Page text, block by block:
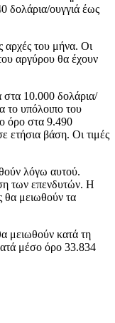
δολάρια/ουγγιά έως
αρχές του μήνα. Οι
αργύρου θα έχουν
στα 10.000 δολάρια/
το υπόλοιπο του
όρο στα 9.490
ετήσια βάση. Οι τιμές
λόγω αυτού.
των επενδυτών. Η
θα μειωθούν τα
μειωθούν κατά τη
μέσο όρο 33.834